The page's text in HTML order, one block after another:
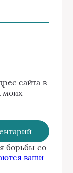
сайта в
моих
борьбы со
ваши